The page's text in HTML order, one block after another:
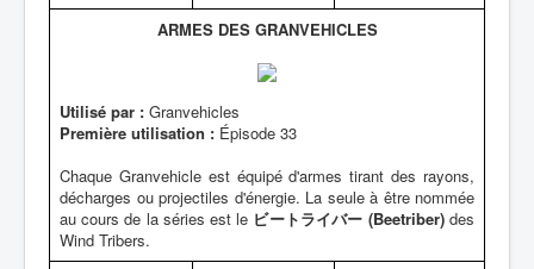
ARMES DES GRANVEHICLES
Utilisé par : Granvehicles
Première utilisation : Épisode 33
Chaque Granvehicle est équipé d'armes tirant des rayons,
décharges ou projectiles d'énergie. La seule à être nommée
au cours de la séries est le ビートライバー (Beetriber)des
Wind Tribers.